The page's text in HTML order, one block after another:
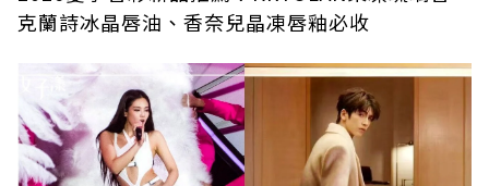
克蘭詩冰晶唇油、香奈兒晶凍唇釉必收